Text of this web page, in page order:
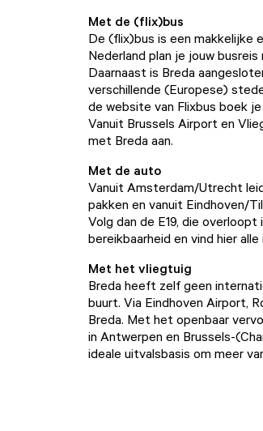
Met de (flix)bus
De (flix)bus is een makkelijke
Nederland plan je jouw
Daarnaast is Breda
verschillende (Europese)
de website van Flixbus boek
Vanuit Brussels Airport en
met Breda aan.
Met de auto
Vanuit Amsterdam/Utrecht
pakken en vanuit Eindhoven/
Volg dan de E19, die
bereikbaarheid en vind hier alle
Met het vliegtuig
Breda heeft zelf geen
buurt. Via Eindhoven Airport,
Breda. Met het openbaar
in Antwerpen en Brussels-
ideale uitvalsbasis om meer